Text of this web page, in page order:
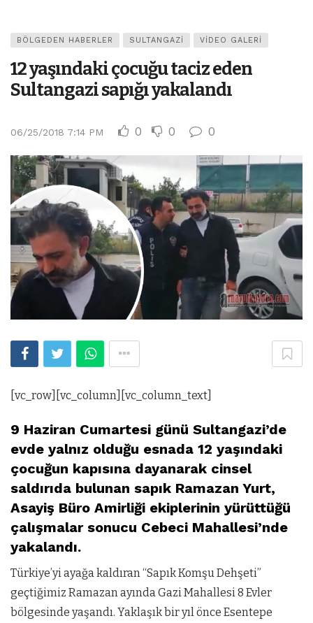
BÖLGEDEN HABERLER SULTANGAZI VIDEO GALERI
12 yaşındaki çocuğu taciz eden
Sultangazi sapığı yakalandı
06/25/2018 7:14 PM 0 0 0
[vc_row][vc_column][vc_column_text]
9 Haziran Cumartesi günü Sultangazi’de
evde yalnız olduğu esnada 12 yaşındaki
çocuğun kapısına dayanarak cinsel
saldırıda bulunan sapık Ramazan Yurt,
Asayiş Büro Amirliği ekiplerinin yürüttüğü
çalışmalar sonucu Cebeci Mahallesi’nde
yakalandı.
Türkiye’yi ayağa kaldıran “Sapık Komşu Dehşeti”
geçtiğimiz Ramazan ayında Gazi Mahallesi 8 Evler
bölgesinde yaşandı. Yaklaşık bir yıl önce Esentepe